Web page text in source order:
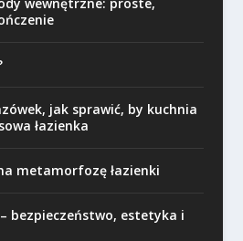
jak sprawić, by kuchnia
łazienka
metamorfozę łazienki
bezpieczeństwo, estetyka i